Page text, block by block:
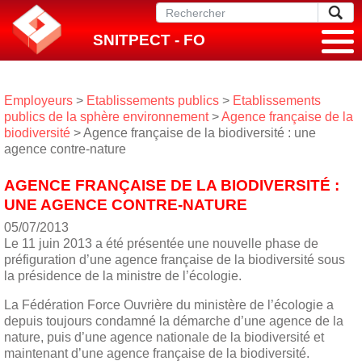
SNITPECT - FO
Employeurs > Etablissements publics > Etablissements
publics de la sphère environnement>Agence française de la
biodiversité > Agence française de la biodiversité : une
agence contre-nature
AGENCE FRANÇAISE DE LA BIODIVERSITÉ :
UNE AGENCE CONTRE-NATURE
05/07/2013
Le 11 juin 2013 a été présentée une nouvelle phase de
préfiguration d’une agence française de la biodiversité sous
la présidence de la ministre de l’écologie.
La Fédération Force Ouvrière du ministère de l’écologie a
depuis toujours condamné la démarche d’une agence de la
nature, puis d’une agence nationale de la biodiversité et
maintenant d’une agence française de la biodiversité.